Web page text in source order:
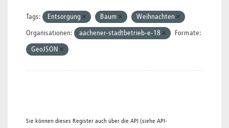
Tags: Entsorgung Baum Weihnachten
Organisationen: aachener-stadtbetrieb-e-18 Formate:
GeoJSON
Sie können dieses Register auch über die API (siehe API-